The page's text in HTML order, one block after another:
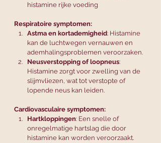
histamine rijke voeding
Respiratoire symptomen:
Astma en kortademigheid: Histamine
kan de luchtwegen vernauwen en
ademhalingsproblemen veroorzaken.
Neusverstopping of loopneus:
Histamine zorgt voor zwelling van de
slijmvliezen, wat tot verstopte of
lopende neus kan leiden.
Cardiovasculaire symptomen:
Hartkloppingen: Een snelle of
onregelmatige hartslag die door
histamine kan worden veroorzaakt.